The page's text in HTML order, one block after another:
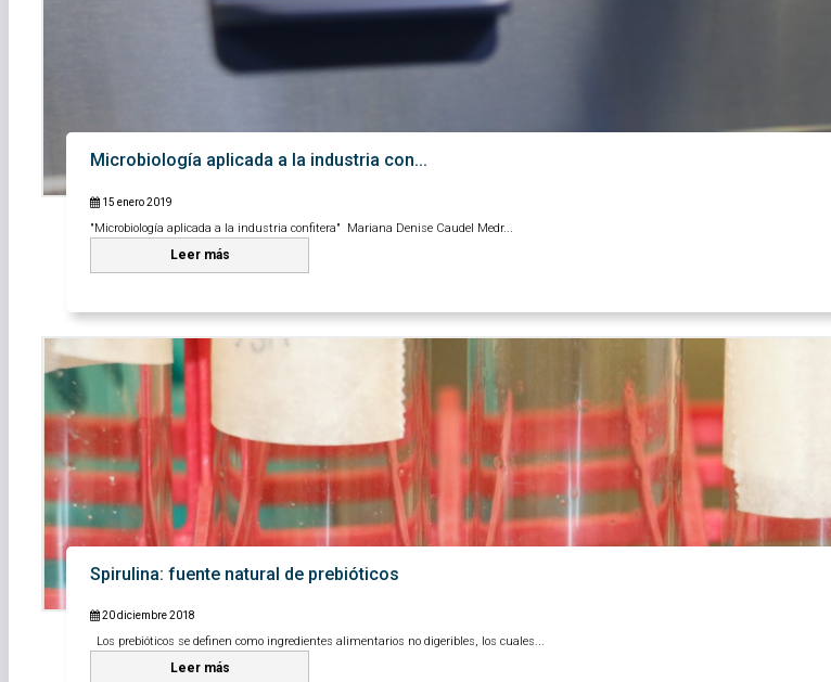
Microbiología aplicada a la industria con...
15 enero 2019
"Microbiología aplicada a la industria confitera" Mariana Denise Caudel Medr...
Leer más
Spirulina: fuente natural de prebióticos
20 diciembre 2018
Los prebióticos se definen como ingredientes alimentarios no digeribles, los cuales...
Leer más